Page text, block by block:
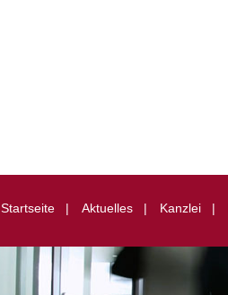
Startseite | Aktuelles | Kanzlei |